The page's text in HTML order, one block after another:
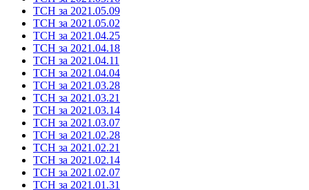
ТСН за 2021.05.09
ТСН за 2021.05.02
ТСН за 2021.04.25
ТСН за 2021.04.18
ТСН за 2021.04.11
ТСН за 2021.04.04
ТСН за 2021.03.28
ТСН за 2021.03.21
ТСН за 2021.03.14
ТСН за 2021.03.07
ТСН за 2021.02.28
ТСН за 2021.02.21
ТСН за 2021.02.14
ТСН за 2021.02.07
ТСН за 2021.01.31